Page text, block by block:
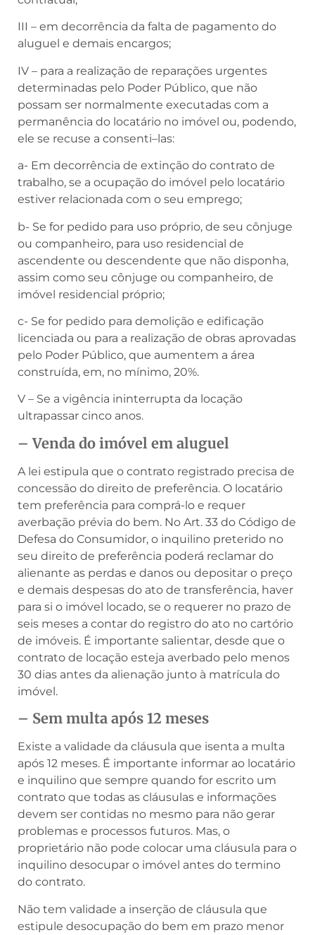
III – em decorrência da falta de pagamento do
aluguel e demais encargos;
IV – para a realização de reparações urgentes
determinadas pelo Poder Público, que não
possam ser normalmente executadas com a
permanência do locatário no imóvel ou, podendo,
ele se recuse a consenti–las:
a- Em decorrência de extinção do contrato de
trabalho, se a ocupação do imóvel pelo locatário
estiver relacionada com o seu emprego;
b- Se for pedido para uso próprio, de seu cônjuge
ou companheiro, para uso residencial de
ascendente ou descendente que não disponha,
assim como seu cônjuge ou companheiro, de
imóvel residencial próprio;
c- Se for pedido para demolição e edificação
licenciada ou para a realização de obras aprovadas
pelo Poder Público, que aumentem a área
construída, em, no mínimo, 20%.
V – Se a vigência ininterrupta da locação
ultrapassar cinco anos.
– Venda do imóvel em aluguel
A lei estipula que o contrato registrado precisa de
concessão do direito de preferência. O locatário
tem preferência para comprá-lo e requer
averbação prévia do bem. No Art. 33 do Código de
Defesa do Consumidor, o inquilino preterido no
seu direito de preferência poderá reclamar do
alienante as perdas e danos ou depositar o preço
e demais despesas do ato de transferência, haver
para si o imóvel locado, se o requerer no prazo de
seis meses a contar do registro do ato no cartório
de imóveis. É importante salientar, desde que o
contrato de locação esteja averbado pelo menos
30 dias antes da alienação junto à matrícula do
imóvel.
– Sem multa após 12 meses
Existe a validade da cláusula que isenta a multa
após 12 meses. É importante informar ao locatário
e inquilino que sempre quando for escrito um
contrato que todas as cláusulas e informações
devem ser contidas no mesmo para não gerar
problemas e processos futuros. Mas, o
proprietário não pode colocar uma cláusula para o
inquilino desocupar o imóvel antes do termino
do contrato.
Não tem validade a inserção de cláusula que
estipule desocupação do bem em prazo menor